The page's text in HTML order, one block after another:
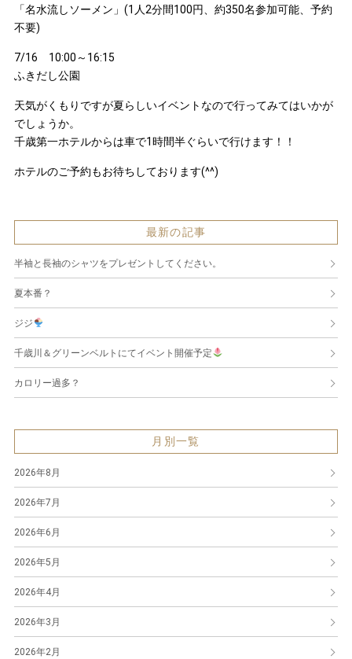
「名水流しソーメン」(1人2分間100円、約350名参加可能、予約
不要)
7/16 10:00～16:15
ふきだし公園
天気がくもりですが夏らしいイベントなので行ってみてはいかが
でしょうか。
千歳第一ホテルからは車で1時間半ぐらいで行けます！！
ホテルのご予約もお待ちしております(^^)
最新の記事
半袖と長袖のシャツをプレゼントしてください。
夏本番？
ジジ
千歳川＆グリーンベルトにてイベント開催予定
カロリー過多？
月別一覧
2026年8月
2026年7月
2026年6月
2026年5月
2026年4月
2026年3月
2026年2月